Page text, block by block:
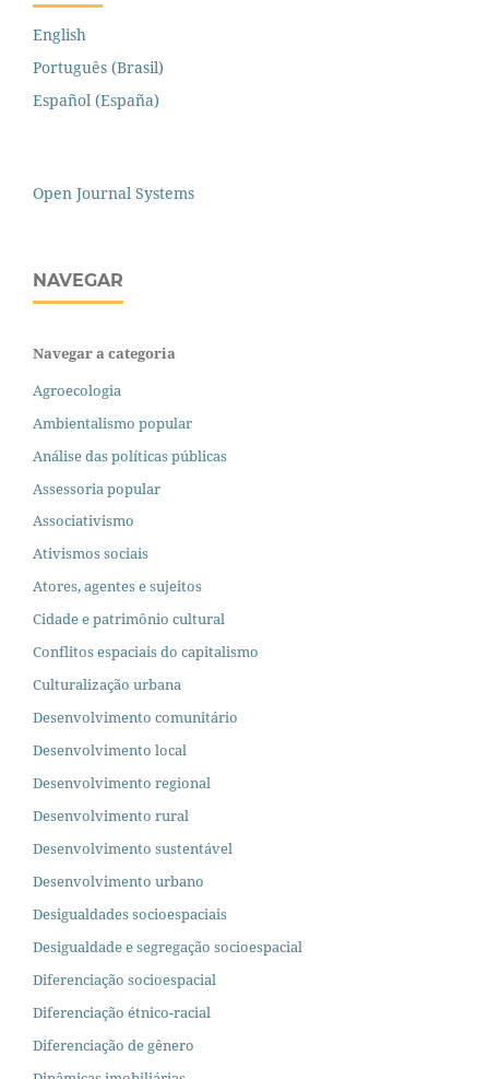
English
Português (Brasil)
Español (España)
Open Journal Systems
NAVEGAR
Navegar a categoria
Agroecologia
Ambientalismo popular
Análise das políticas públicas
Assessoria popular
Associativismo
Ativismos sociais
Atores, agentes e sujeitos
Cidade e patrimônio cultural
Conflitos espaciais do capitalismo
Culturalização urbana
Desenvolvimento comunitário
Desenvolvimento local
Desenvolvimento regional
Desenvolvimento rural
Desenvolvimento sustentável
Desenvolvimento urbano
Desigualdades socioespaciais
Desigualdade e segregação socioespacial
Diferenciação socioespacial
Diferenciação étnico-racial
Diferenciação de gênero